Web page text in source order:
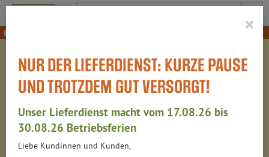
Produkt
×
NUR DER LIEFERDIENST: KURZE PAUSE
UND TROTZDEM GUT VERSORGT!
Unser Lieferdienst macht vom 17.08.26 bis
30.08.26 Betriebsferien
Liebe Kundinnen und Kunden,
INSEKTENSCHUTZ FÜR
DIE HAUT
6 VON 6313
12